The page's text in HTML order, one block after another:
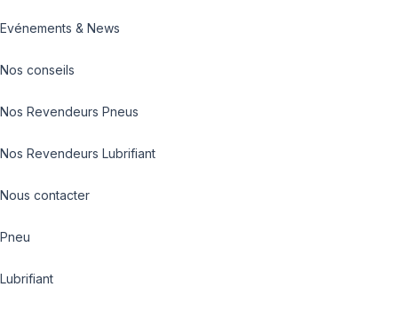
Evénements & News
Nos conseils
Nos Revendeurs Pneus
Nos Revendeurs Lubrifiant
Nous contacter
Pneu
Lubrifiant